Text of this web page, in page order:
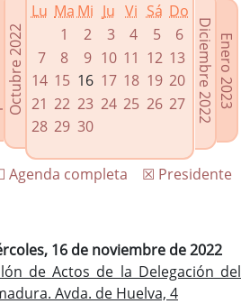
relacionados
de gobierno
Octubre 2022
Lu Ma Mi Ju Vi Sá Do
1
2 3 4 5
6
7
8 9 10 11 12 13
14 15 16 17 18 19 20
21 22 23 24 25 26 27
28 29 30
Enero 2023
Diciembre 2022
☒ Presidente
Agenda completa
16 de noviembre de 2022
de Actos de la Delegación del
Avda. de Huelva, 4